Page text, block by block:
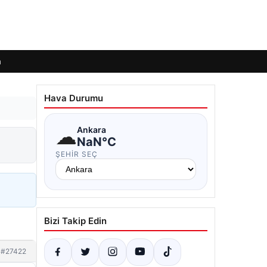
#27422
Hava Durumu
☁Ankara
NaN°C
ŞEHIR SEÇ
Bizi Takip Edin